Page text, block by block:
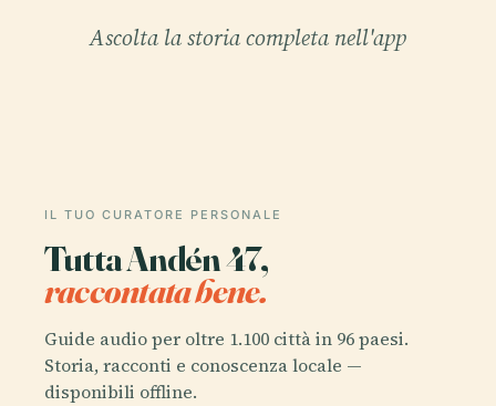
Ascolta la storia completa nell'app
IL TUO CURATORE PERSONALE
Tutta Andén 47,
raccontata bene.
Guide audio per oltre 1.100 città in 96 paesi.
Storia, racconti e conoscenza locale —
disponibili offline.